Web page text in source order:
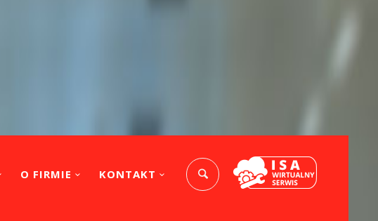
O FIRMIE KONTAKT